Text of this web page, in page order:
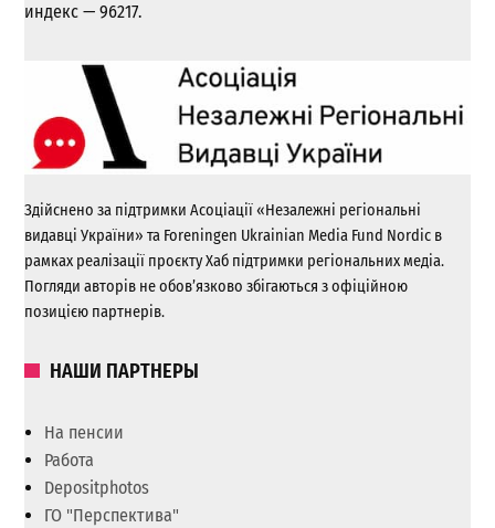
индекс — 96217.
Здійснено за підтримки Асоціації «Незалежні регіональні
видавці України» та Foreningen Ukrainian Media Fund Nordic в
рамках реалізації проєкту Хаб підтримки регіональних медіа.
Погляди авторів не обов’язково збігаються з офіційною
позицією партнерів.
НАШИ ПАРТНЕРЫ
На пенсии
Работа
Depositphotos
ГО "Перспектива"